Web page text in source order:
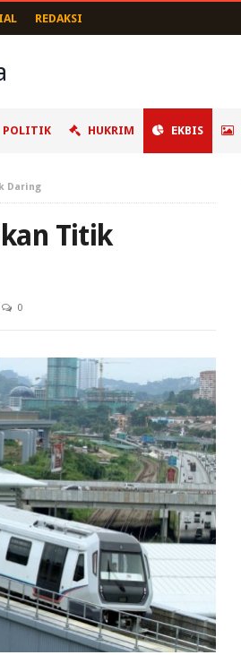
REDAKSI
POLITIK HUKRIM EKBIS
Daring
Titik
0